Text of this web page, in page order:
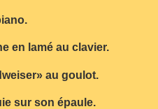
en lamé au clavier.
au goulot.
sur son épaule.